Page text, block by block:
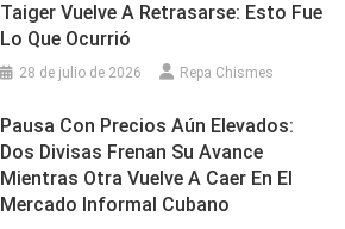
Taiger Vuelve A Retrasarse: Esto Fue
Lo Que Ocurrió
28 de julio de 2026 Repa Chismes
Pausa Con Precios Aún Elevados:
Dos Divisas Frenan Su Avance
Mientras Otra Vuelve A Caer En El
Mercado Informal Cubano